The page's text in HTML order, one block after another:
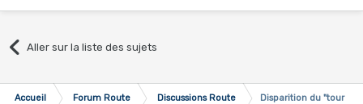
Aller sur la liste des sujets
Accueil Forum Route Discussions Route Disparition du "tour de